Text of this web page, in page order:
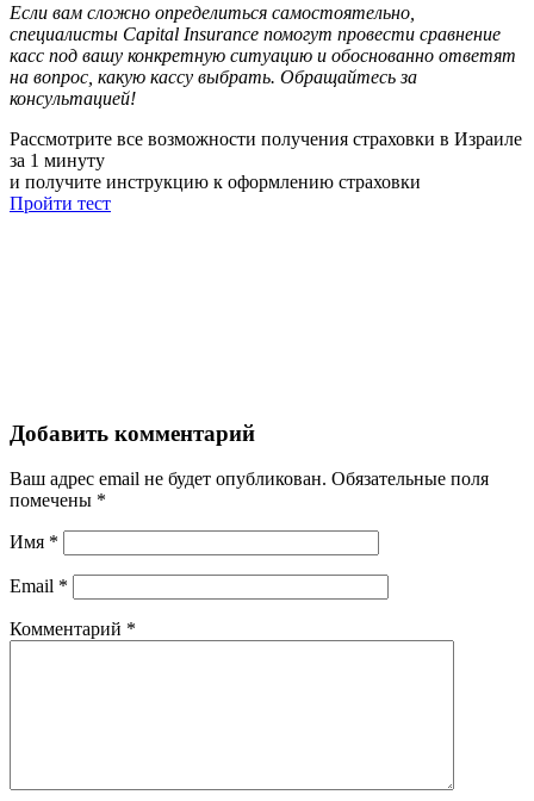
Если вам сложно определиться самостоятельно,
специалисты Capital Insurance помогут провести сравнение
касс под вашу конкретную ситуацию и обоснованно ответят
на вопрос, какую кассу выбрать. Обращайтесь за
консультацией!
Рассмотрите все возможности получения страховки в Израиле
за 1 минуту
и получите инструкцию к оформлению страховки
Пройти тест
Добавить комментарий
Ваш адрес email не будет опубликован. Обязательные поля
помечены *
Имя *
Email *
Комментарий *